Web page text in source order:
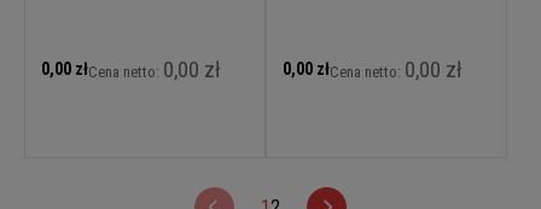
0,00 złCena netto: 0,00 zł 0,00 złCena netto: 0,00 zł